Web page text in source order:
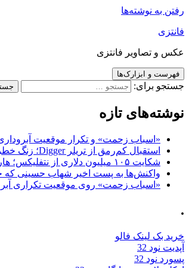
رفتن به نوشته‌ها
فانتزی
عکس و تصاویر فانتزی
فهرست و ابزارک‌ها
جستجو برای:
نوشته‌های تازه
«اسباب زحمت» و تکرار موقعیت آبروداری در
استقبال کم‌رمق از تریلر Digger؛ زنگ خطر برای فیلم جدید تام کروز و برادران وارنر
شکایت ۱۰۵ میلیون دلاری از نتفلیکس؛ هارددیسک حاوی فیلم جدید نیکلاس کیج به سرقت رفت
واکنش‌ها به پست اخیر شهاب حسینی که
«اسباب زحمت» روی موقعیت تکراری آبروداری
.
خرید بک لینک فالو
آپدیت نود 32
پسورد نود 32